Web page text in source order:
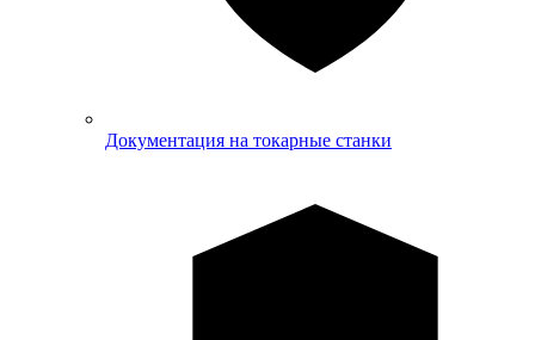
Документация на токарные станки